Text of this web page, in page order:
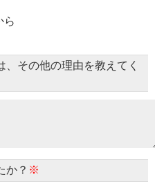
ら
、その他の理由を教えてく
か？ ※